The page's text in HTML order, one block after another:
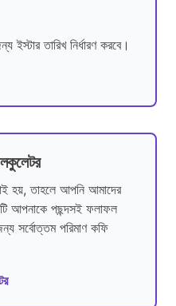
ইস্টার তারিখ নির্ধারণ করবে।
হয়, তাহলে আপনি আমাদের
আপনাকে পছন্দসই ফলাফল
সর্বোত্তম পরিমাণ কফি